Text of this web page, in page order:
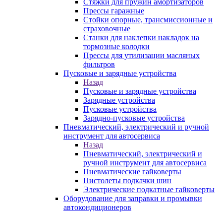
Стяжки для пружин амортизаторов
Прессы гаражные
Стойки опорные, трансмиссионные и
страховочные
Станки для наклепки накладок на
тормозные колодки
Прессы для утилизации масляных
фильтров
Пусковые и зарядные устройства
Назад
Пусковые и зарядные устройства
Зарядные устройства
Пусковые устройства
Зарядно-пусковые устройства
Пневматический, электрический и ручной
инструмент для автосервиса
Назад
Пневматический, электрический и
ручной инструмент для автосервиса
Пневматические гайковерты
Пистолеты подкачки шин
Электрические подкатные гайковерты
Оборудование для заправки и промывки
автокондиционеров